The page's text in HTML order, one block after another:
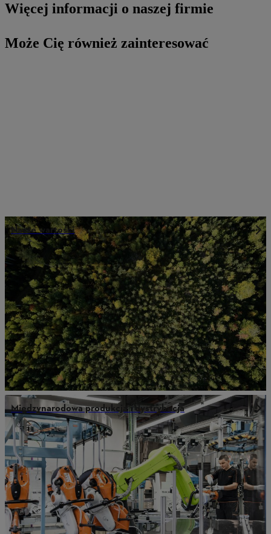
Więcej informacji o naszej firmie
Może Cię również zainteresować
Nasze wartości
Międzynarodowa produkcja i dystrybucja